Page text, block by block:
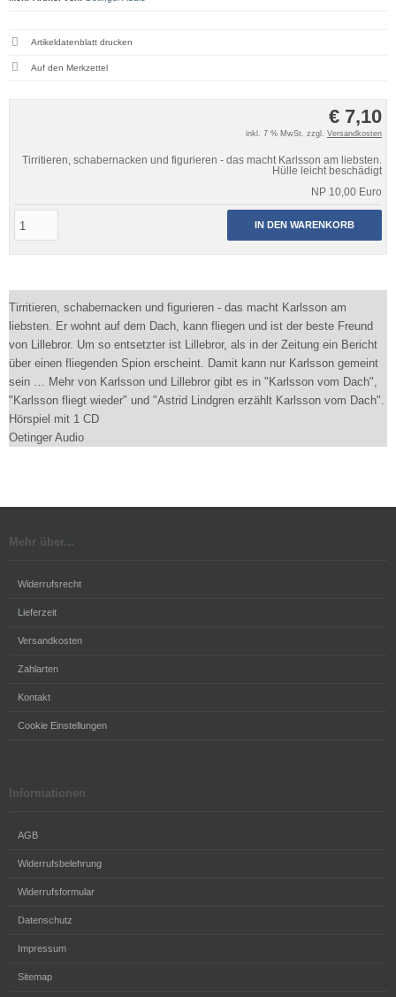
€ 7,10
inkl. 7 % MwSt. zzgl. Versandkosten
Tirritieren, schabernacken und figurieren - das macht Karlsson am liebsten.
Hülle leicht beschädigt
NP 10,00 Euro
IN DEN WARENKORB
Artikeldatenblatt drucken
Tirritieren, schabernacken und figurieren - das macht Karlsson am
liebsten. Er wohnt auf dem Dach, kann fliegen und ist der beste Freund
von Lillebror. Um so entsetzter ist Lillebror, als in der Zeitung ein Bericht
über einen fliegenden Spion erscheint. Damit kann nur Karlsson gemeint
sein … Mehr von Karlsson und Lillebror gibt es in "Karlsson vom Dach",
"Karlsson fliegt wieder" und "Astrid Lindgren erzählt Karlsson vom Dach".
Hörspiel mit 1 CD
Oetinger Audio
Mehr über...
Widerrufsrecht
Lieferzeit
Versandkosten
Zahlarten
Kontakt
Cookie Einstellungen
Informationen
AGB
Widerrufsbelehrung
Widerrufsformular
Datenschutz
Impressum
Sitemap